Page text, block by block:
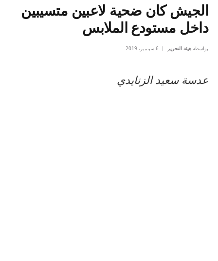
الجيش كان ضحية لاعبين متسيبين
داخل مستودع الملابس
بواسطة هيئة التحرير 6 سبتمبر، 2019
عدسة سعيد الزنايدي